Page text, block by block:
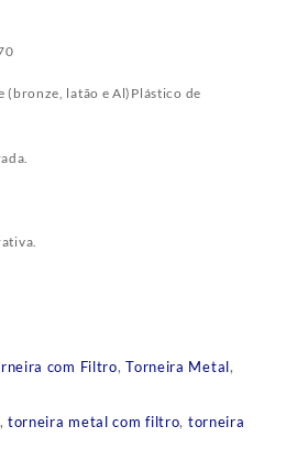
(bronze, latão e Al)Plástico de
com Filtro,Torneira Metal,
, torneira metal com filtro, torneira